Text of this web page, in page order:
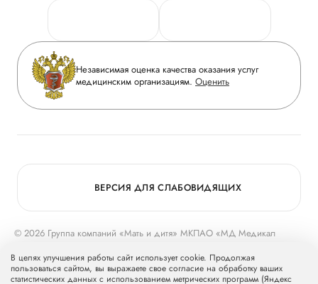
Руководство
Сотрудничество
Инвесторам
Журнал «Мать и дитя»
Вакансии
Медицинский туризм
Персональные данные
Горячая линия качества
Вопрос-ответ
Приложение пациента
Статьи
Независимая оценка качества оказания услуг
медицинским организациям. Оценить
© 2026 Группа компаний «Мать и дитя» МКПАО «МД Медикал
Группу компаний «Мать и дитя».
ВЕРСИЯ ДЛЯ СЛАБОВИДЯЩИХ
В целях улучшения работы сайт использует cookie. Продолжая
пользоваться сайтом, вы выражаете свое согласие на обработку ваших
статистических данных с использованием метрических программ (Яндекс